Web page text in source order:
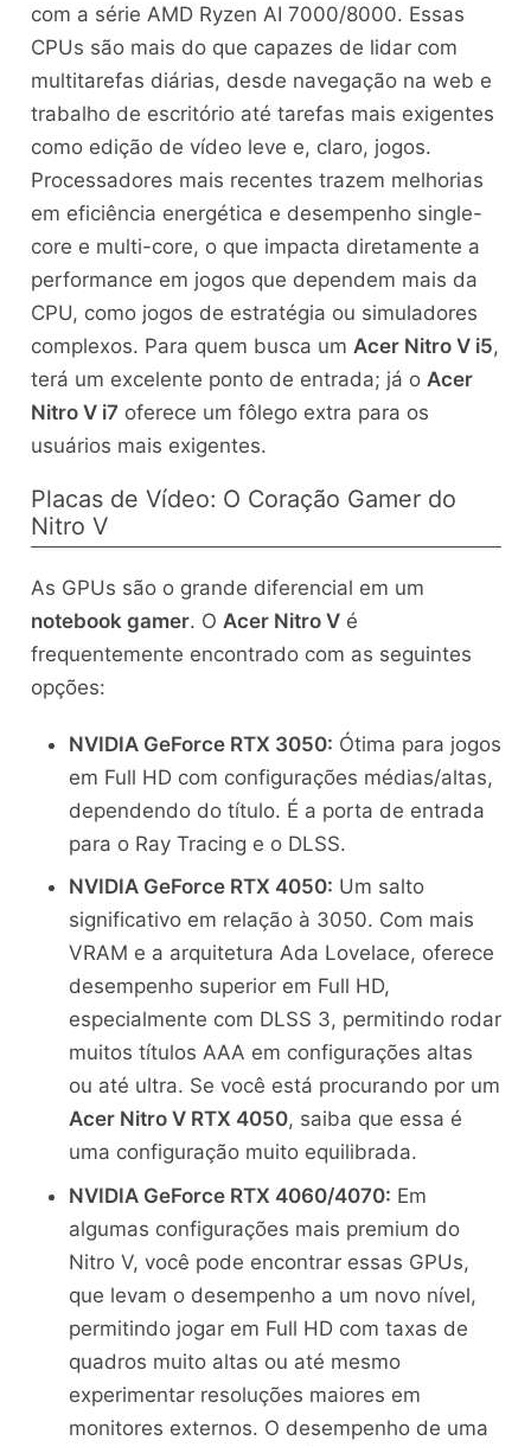
com a série AMD Ryzen AI 7000/8000. Essas
CPUs são mais do que capazes de lidar com
multitarefas diárias, desde navegação na web e
trabalho de escritório até tarefas mais exigentes
como edição de vídeo leve e, claro, jogos.
Processadores mais recentes trazem melhorias
em eficiência energética e desempenho single-
core e multi-core, o que impacta diretamente a
performance em jogos que dependem mais da
CPU, como jogos de estratégia ou simuladores
complexos. Para quem busca um Acer Nitro V i5,
terá um excelente ponto de entrada; já o Acer
Nitro V i7 oferece um fôlego extra para os
usuários mais exigentes.
Placas de Vídeo: O Coração Gamer do
Nitro V
As GPUs são o grande diferencial em um
notebook gamer. O Acer Nitro Vé
frequentemente encontrado com as seguintes
opções:
NVIDIA GeForce RTX 3050: Ótima para jogos
em Full HD com configurações médias/altas,
dependendo do título. É a porta de entrada
para o Ray Tracing e o DLSS.
NVIDIA GeForce RTX 4050: Um salto
significativo em relação à 3050. Com mais
VRAM e a arquitetura Ada Lovelace, oferece
desempenho superior em Full HD,
especialmente com DLSS 3, permitindo rodar
muitos títulos AAA em configurações altas
ou até ultra. Se você está procurando por um
Acer Nitro V RTX 4050, saiba que essa é
uma configuração muito equilibrada.
NVIDIA GeForce RTX 4060/4070: Em
algumas configurações mais premium do
Nitro V, você pode encontrar essas GPUs,
que levam o desempenho a um novo nível,
permitindo jogar em Full HD com taxas de
quadros muito altas ou até mesmo
experimentar resoluções maiores em
monitores externos. O desempenho de uma